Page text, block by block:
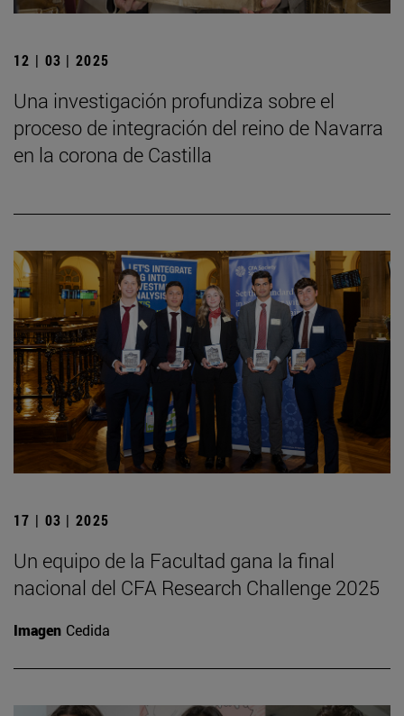
12 | 03 | 2025
Una investigación profundiza sobre el
proceso de integración del reino de Navarra
en la corona de Castilla
17 | 03 | 2025
Un equipo de la Facultad gana la final
nacional del CFA Research Challenge 2025
Imagen Cedida